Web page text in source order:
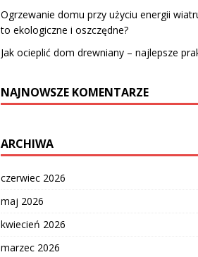
Ogrzewanie domu przy użyciu energii
to ekologiczne i oszczędne?
Jak ocieplić dom drewniany – najlepsze
NAJNOWSZE KOMENTARZE
ARCHIWA
czerwiec 2026
maj 2026
kwiecień 2026
marzec 2026